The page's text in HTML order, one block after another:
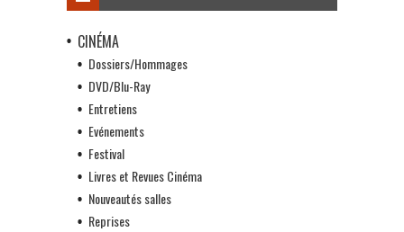
CINÉMA
Dossiers/Hommages
DVD/Blu-Ray
Entretiens
Evénements
Festival
Livres et Revues Cinéma
Nouveautés salles
Reprises